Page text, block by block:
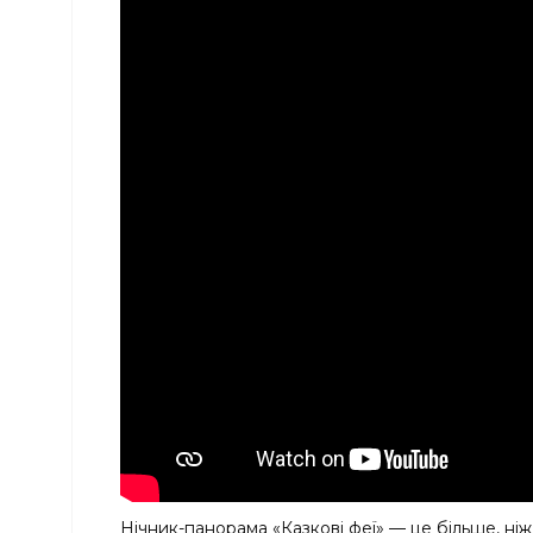
Нічник-панорама «Казкові феї» — це більше,